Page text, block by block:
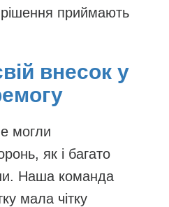
приймають
внесок у
могли
як і багато
Наша команда
мала чітку